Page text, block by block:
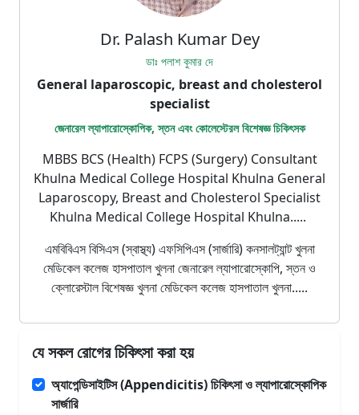
Dr. Palash Kumar Dey
ডাঃ পলাশ কুমার দে
General laparoscopic, breast and cholesterol
specialist
জেনারেল ল্যাপারোস্কোপিক, স্তন এবং কোলেস্টেরল বিশেষজ্ঞ চিকিৎসক
MBBS BCS (Health) FCPS (Surgery) Consultant
Khulna Medical College Hospital Khulna General
Laparoscopy, Breast and Cholesterol Specialist
Khulna Medical College Hospital Khulna.....
এমবিবিএস বিসিএস (স্বাস্থ্য) এফসিপিএস (সার্জারি) কনসালট্যান্ট খুলনা
মেডিকেল কলেজ হাসপাতাল খুলনা জেনারেল ল্যাপারোস্কোপি, স্তন ও
ক্লোরেস্টাল বিশেষজ্ঞ খুলনা মেডিকেল কলেজ হাসপাতাল খুলনা.....
যে সকল রোগের চিকিৎসা করা হয়
অ্যাপেন্ডিসাইটিস (Appendicitis) চিকিৎসা ও ল্যাপারোস্কোপিক
সার্জারি